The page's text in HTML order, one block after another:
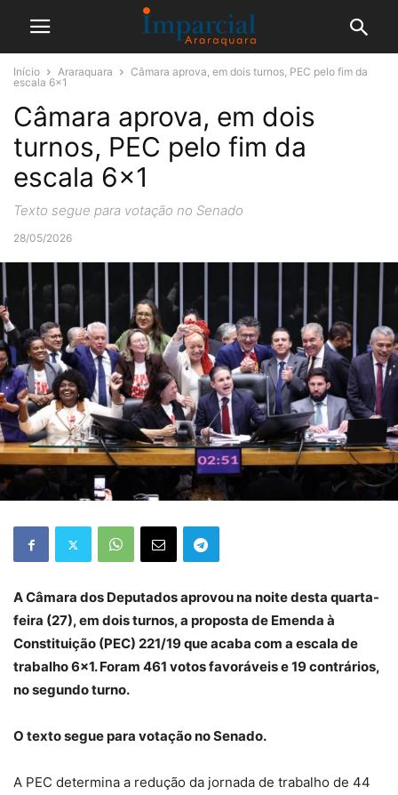
Início Araraquara
Câmara aprova, em dois turnos, PEC pelo fim da
escala 6×1
Câmara aprova, em dois
turnos, PEC pelo fim da
escala 6×1
Texto segue para votação no Senado
28/05/2026
A Câmara dos Deputados aprovou na noite desta quarta-
feira (27), em dois turnos, a proposta de Emenda à
Constituição (PEC) 221/19 que acaba com a escala de
trabalho 6×1. Foram 461 votos favoráveis e 19 contrários,
no segundo turno.
O texto segue para votação no Senado.
A PEC determina a redução da jornada de trabalho de 44